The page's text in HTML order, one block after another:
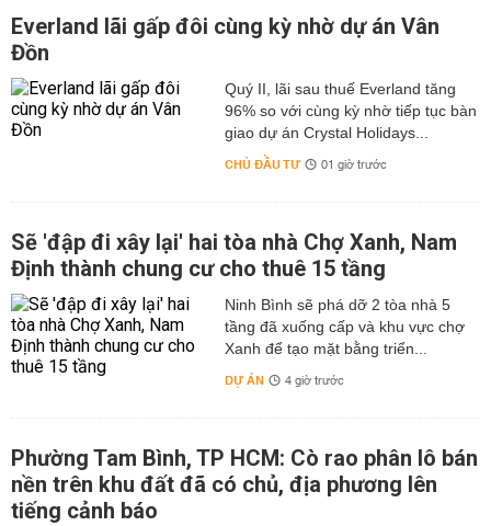
Everland lãi gấp đôi cùng kỳ nhờ dự án Vân
Đồn
Quý II, lãi sau thuế Everland tăng
96% so với cùng kỳ nhờ tiếp tục bàn
giao dự án Crystal Holidays...
CHỦ ĐẦU TƯ 01 giờ trước
Sẽ 'đập đi xây lại' hai tòa nhà Chợ Xanh, Nam
Định thành chung cư cho thuê 15 tầng
Ninh Bình sẽ phá dỡ 2 tòa nhà 5
tầng đã xuống cấp và khu vực chợ
Xanh để tạo mặt bằng triển...
DỰ ÁN 4 giờ trước
Phường Tam Bình, TP HCM: Cò rao phân lô bán
nền trên khu đất đã có chủ, địa phương lên
tiếng cảnh báo